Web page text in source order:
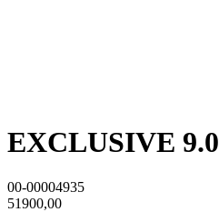
EXCLUSIVE 9.0
00-00004935
51900,00